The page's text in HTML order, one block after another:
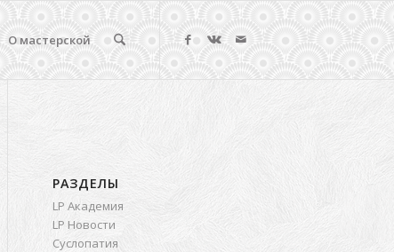
О мастерской
РАЗДЕЛЫ
LP Академия
LP Новости
Суслопатия